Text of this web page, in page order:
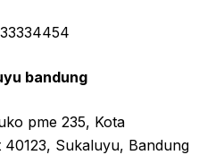
bandung
pme 235, Kota
Sukaluyu, Bandung